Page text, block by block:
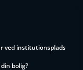
ved institutionsplads
bolig?